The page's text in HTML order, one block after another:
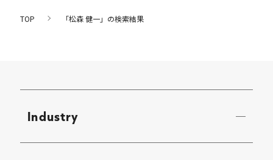
TOP 「松森 健一」の検索結果
Industry